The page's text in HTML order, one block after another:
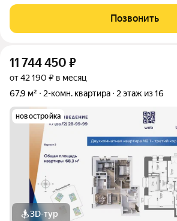
хребет и Московское шоссе. Внешние
помогают сохранять тепло
Позвонить
11 744 450 ₽
от 42 190 ₽ в месяц
67,9 м²
2-комн. квартира 2 этаж из 16
новостройка
3D-тур